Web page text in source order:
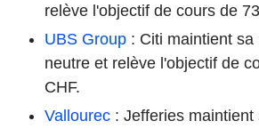
relève l'objectif de cours de
UBS Group : Citi maintient
neutre et relève l'objectif de
CHF.
Vallourec : Jefferies maintient